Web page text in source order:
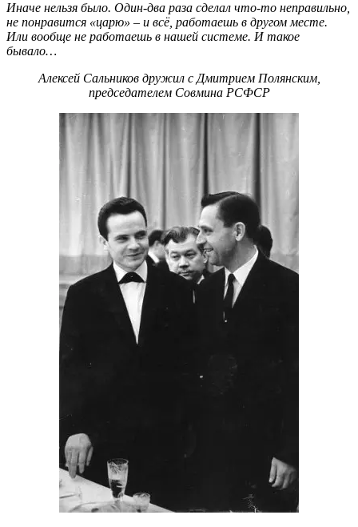
Иначе нельзя было. Один-два раза сделал что-то неправильно,
не понравится «царю» – и всё, работаешь в другом месте.
Или вообще не работаешь в нашей системе. И такое
бывало…
Алексей Сальников дружил с Дмитрием Полянским,
председателем Совмина РСФСР